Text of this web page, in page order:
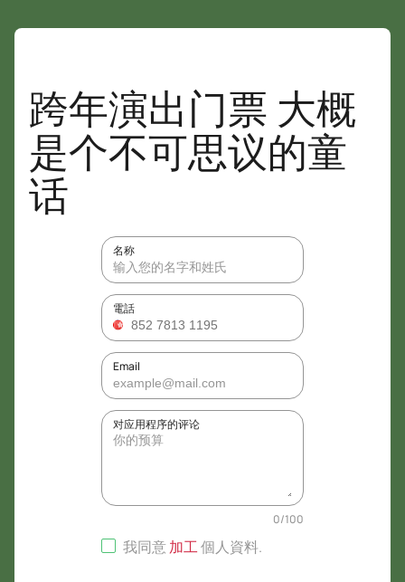
跨年演出门票 大概
是个不可思议的童
话
名称
電話
Email
对应用程序的评论
0/100
我同意加工個人資料.